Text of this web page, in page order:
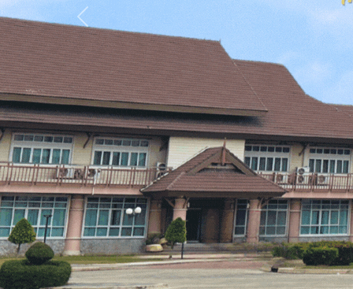
Previous